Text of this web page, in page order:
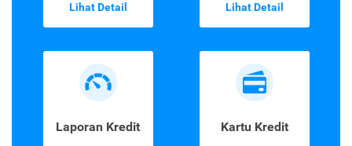
Lihat Detail Lihat Detail
Laporan Kredit Kartu Kredit